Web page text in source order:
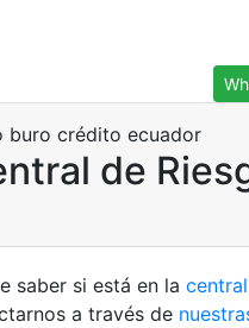
de
saber si está en la central
a través de